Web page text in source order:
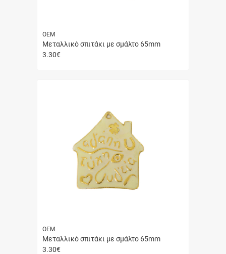
ΟΕΜ
Μεταλλικό σπιτάκι με σμάλτο 65mm
3.30€
ΟΕΜ
Μεταλλικό σπιτάκι με σμάλτο 65mm
3.30€